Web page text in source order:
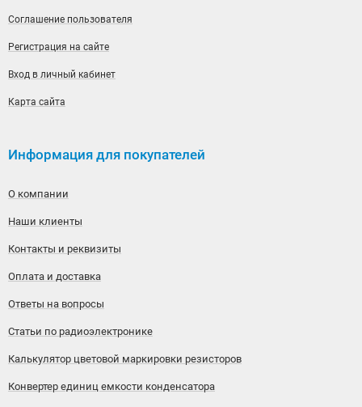
Соглашение пользователя
Регистрация на сайте
Вход в личный кабинет
Карта сайта
Информация для покупателей
О компании
Наши клиенты
Контакты и реквизиты
Оплата и доставка
Ответы на вопросы
Статьи по радиоэлектронике
Калькулятор цветовой маркировки резисторов
Конвертер единиц емкости конденсатора